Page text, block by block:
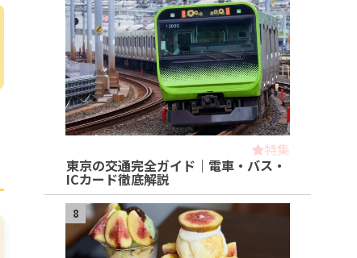
特集
東京の交通完全ガイド｜電車・バス・
ICカード徹底解説
8